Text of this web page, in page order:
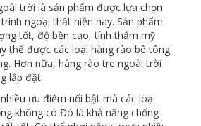
trời là sản phẩm được lựa chọn
ngoại thất hiện nay. Sản phẩm
tốt, độ bền cao, tính thẩm mỹ
thế được các loại hàng rào bê tông
Hơn nữa, hàng rào tre ngoài trời
lắp đặt
ưu điểm nổi bật mà các loại
không có Đó là khả năng chống